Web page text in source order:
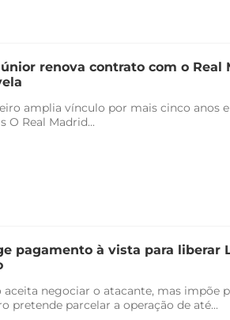
renova contrato com o Real
amplia vínculo por mais cinco anos
O Real Madrid...
pagamento à vista para liberar
aceita negociar o atacante, mas impõe
pretende parcelar a operação de até...